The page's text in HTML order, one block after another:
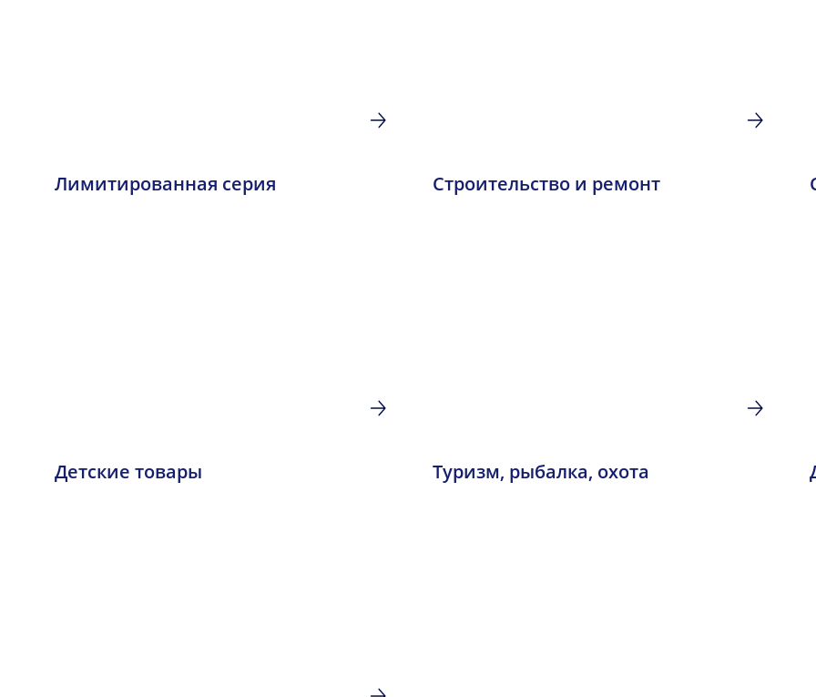
Лимитированная серия Строительство и ремонт
Детские товары Туризм, рыбалка, охота